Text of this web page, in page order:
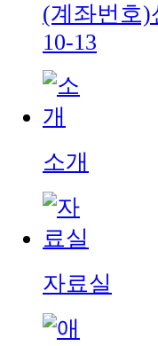
(계좌번호)
10-13
소개
자료실